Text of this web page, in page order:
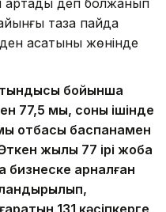
артады деп болжанып
таза пайда
асатыны жөнінде
бойынша
77,5 мың, соның ішінде
отбасы баспанамен
жылы 77 ірі жоба
арналған